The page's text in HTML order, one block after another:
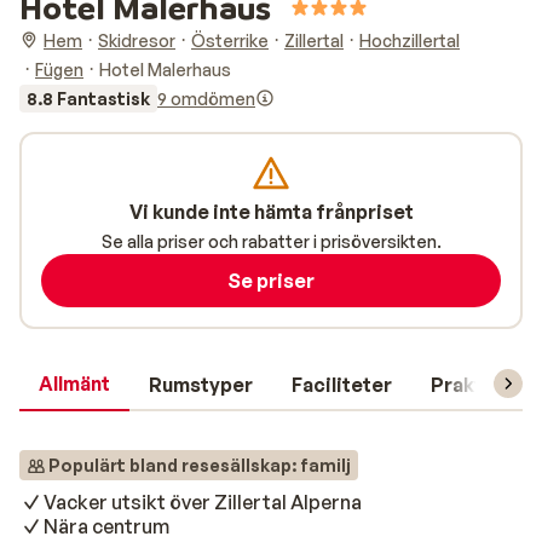
Hem Skidresor Österrike Zillertal
Hochzillertal
Fügen
Hotel Malerhaus
8.8 Fantastisk 9 omdömen
Allmänt Rumstyper Faciliteter Praktisk
Populärt bland resesällskap: familj
Vacker utsikt över Zillertal Alperna
Nära centrum
Vi kunde inte hämta frånpriset
Se alla priser och rabatter i prisöversikten.
Se priser